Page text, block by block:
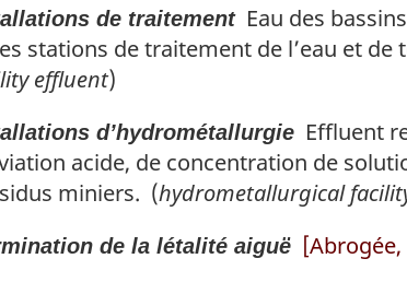
de traitementEau des
stations de traitement de l’eau et
effluent)
d’hydrométallurgie Effluent
acide, de concentration de
miniers. (hydrometallurgical
de la létalité aiguë [Abrogée,